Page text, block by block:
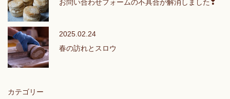
お問い合わせフォームの不具合が解消しました❣
2025.02.24
春の訪れとスロウ
カテゴリー